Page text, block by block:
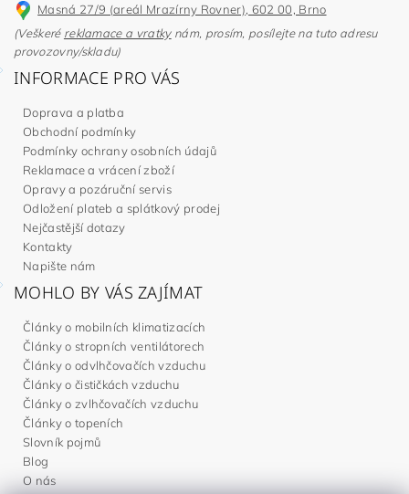
Masná 27/9 (areál Mrazírny Rovner), 602 00, Brno
(Veškeré reklamace a vratkynám, prosím, posílejte na tuto adresu
provozovny/skladu)
INFORMACE PRO VÁS
Doprava a platba
Obchodní podmínky
Podmínky ochrany osobních údajů
Reklamace a vrácení zboží
Opravy a pozáruční servis
Odložení plateb a splátkový prodej
Nejčastější dotazy
Kontakty
Napište nám
MOHLO BY VÁS ZAJÍMAT
Články o mobilních klimatizacích
Články o stropních ventilátorech
Články o odvlhčovačích vzduchu
Články o čističkách vzduchu
Články o zvlhčovačích vzduchu
Články o topeních
Slovník pojmů
Blog
O nás